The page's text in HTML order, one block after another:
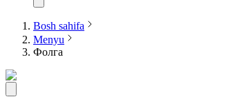
Bosh sahifa
Menyu
Фолга